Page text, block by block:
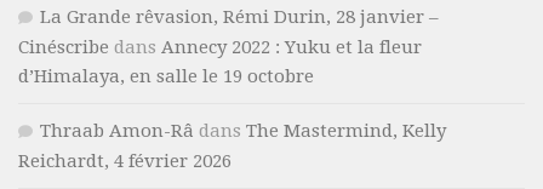
La Grande rêvasion, Rémi Durin, 28 janvier –
Cinéscribe dans Annecy 2022 : Yuku et la fleur
d’Himalaya, en salle le 19 octobre
Thraab Amon-Râ dans The Mastermind, Kelly
Reichardt, 4 février 2026